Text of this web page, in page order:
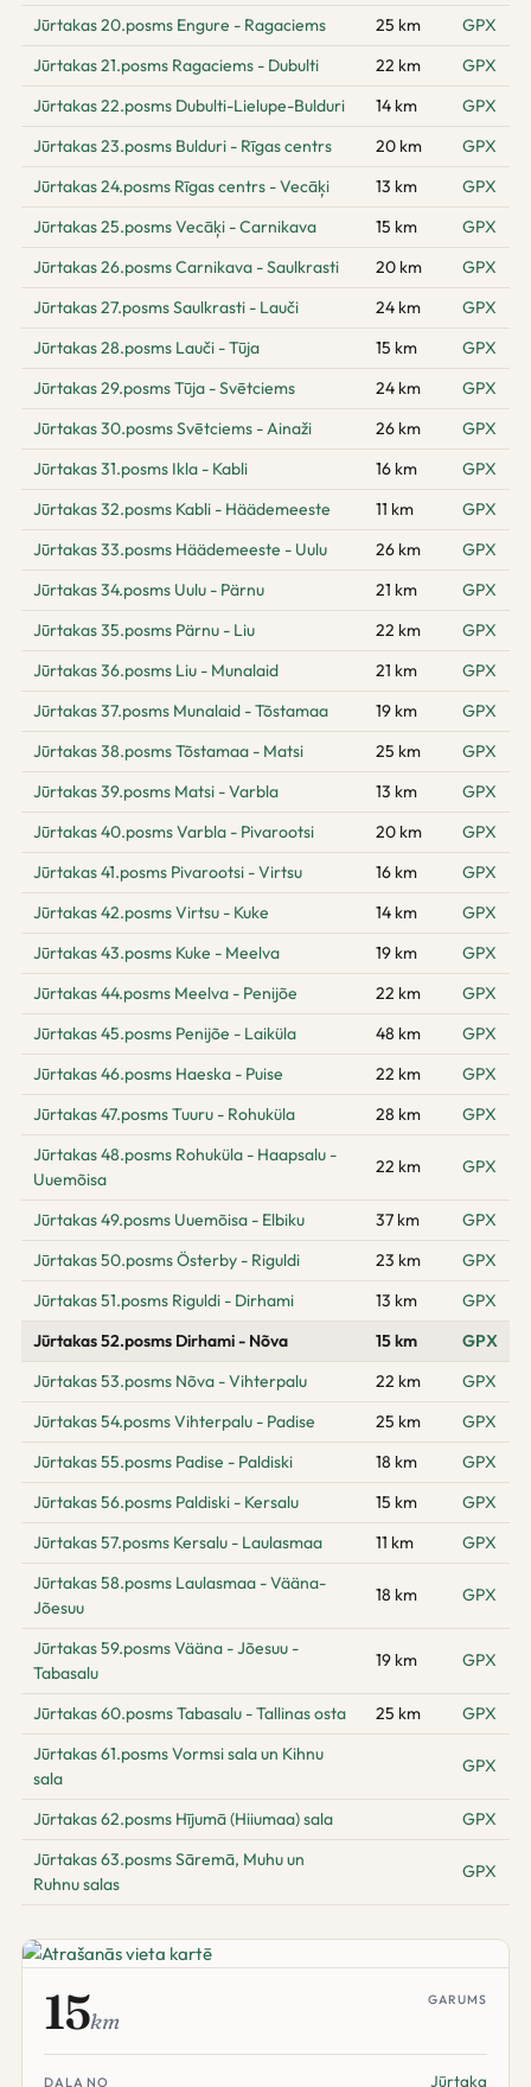
Jūrtakas 20.posms Engure - Ragaciems
25 km
GPX
Jūrtakas 21.posms Ragaciems - Dubulti
22 km
GPX
Jūrtakas 22.posms Dubulti-Lielupe-Bulduri
14 km
GPX
Jūrtakas 23.posms Bulduri - Rīgas centrs
20 km
GPX
Jūrtakas 24.posms Rīgas centrs - Vecāķi
13 km
GPX
Jūrtakas 25.posms Vecāķi - Carnikava
15 km
GPX
Jūrtakas 26.posms Carnikava - Saulkrasti
20 km
GPX
Jūrtakas 27.posms Saulkrasti - Lauči
24 km
GPX
Jūrtakas 28.posms Lauči - Tūja
15 km
GPX
Jūrtakas 29.posms Tūja - Svētciems
24 km
GPX
Jūrtakas 30.posms Svētciems - Ainaži
26 km
GPX
Jūrtakas 31.posms Ikla - Kabli
16 km
GPX
Jūrtakas 32.posms Kabli - Häädemeeste
11 km
GPX
Jūrtakas 33.posms Häädemeeste - Uulu
26 km
GPX
Jūrtakas 34.posms Uulu - Pärnu
21 km
GPX
Jūrtakas 35.posms Pärnu - Liu
22 km
GPX
Jūrtakas 36.posms Liu - Munalaid
21 km
GPX
Jūrtakas 37.posms Munalaid - Tõstamaa
19 km
GPX
Jūrtakas 38.posms Tõstamaa - Matsi
25 km
GPX
Jūrtakas 39.posms Matsi - Varbla
13 km
GPX
Jūrtakas 40.posms Varbla - Pivarootsi
20 km
GPX
Jūrtakas 41.posms Pivarootsi - Virtsu
16 km
GPX
Jūrtakas 42.posms Virtsu - Kuke
14 km
GPX
Jūrtakas 43.posms Kuke - Meelva
19 km
GPX
Jūrtakas 44.posms Meelva - Penijõe
22 km
GPX
Jūrtakas 45.posms Penijõe - Laiküla
48 km
GPX
Jūrtakas 46.posms Haeska - Puise
22 km
GPX
Jūrtakas 47.posms Tuuru - Rohuküla
28 km
GPX
Jūrtakas 48.posms Rohuküla - Haapsalu -
Uuemõisa
22 km GPX
Jūrtakas 49.posms Uuemõisa - Elbiku 37 km
GPX
Jūrtakas 50.posms Österby - Riguldi
23 km
GPX
Jūrtakas 51.posms Riguldi - Dirhami
13 km
GPX
Jūrtakas 52.posms Dirhami - Nõva
15 km
GPX
Jūrtakas 53.posms Nõva - Vihterpalu
22 km
GPX
Jūrtakas 54.posms Vihterpalu - Padise
25 km
GPX
Jūrtakas 55.posms Padise - Paldiski
18 km
GPX
Jūrtakas 56.posms Paldiski - Kersalu
15 km
GPX
Jūrtakas 57.posms Kersalu - Laulasmaa
11 km
GPX
Jūrtakas 58.posms Laulasmaa - Vääna-
Jõesuu
18 km GPX
Jūrtakas 59.posms Vääna - Jõesuu -
Tabasalu
19 km GPX
Jūrtakas 60.posms Tabasalu - Tallinas osta 25 km
GPX
Jūrtakas 61.posms Vormsi sala un Kihnu
sala
GPX
Jūrtakas 62.posms Hījumā (Hiiumaa) sala
GPX
Jūrtakas 63.posms Sāremā, Muhu un
Ruhnu salas
GPX
15km
GARUMS
DAĻA NO Jūrtaka